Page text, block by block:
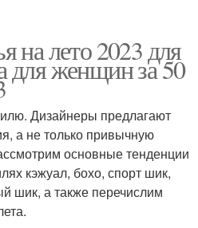
на лето 2023 для
женщин за 50
Дизайнеры предлагают
а не только привычную
основные тенденции
кэжуал, бохо, спорт шик,
шик, а также перечислим